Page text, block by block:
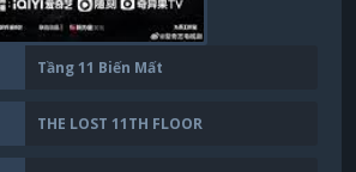
Tầng 11 Biến Mất
THE LOST 11TH FLOOR